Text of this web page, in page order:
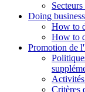
Secteurs
Doing business
How to
How to
Promotion de
Critères